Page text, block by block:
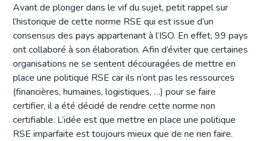
Avant de plonger dans le vif du sujet, petit rappel sur
l’historique de cette norme RSE qui est issue d’un
consensus des pays appartenant à l’ISO. En effet, 99 pays
ont collaboré à son élaboration. Afin d’éviter que certaines
organisations ne se sentent découragées de mettre en
place une politique RSE car ils n’ont pas les ressources
(financières, humaines, logistiques, …) pour se faire
certifier, il a été décidé de rendre cette norme non
certifiable. L’idée est que mettre en place une politique
RSE imparfaite est toujours mieux que de ne rien faire.